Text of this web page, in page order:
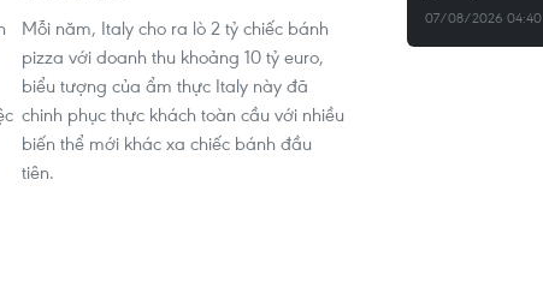
Mỗi năm, Italy cho ra lò 2 tỷ chiếc bánh
pizza với doanh thu khoảng 10 tỷ euro,
biểu tượng của ẩm thực Italy này đã
chinh phục thực khách toàn cầu với nhiều
biến thể mới khác xa chiếc bánh đầu
tiên.
07/08/2026 04:40